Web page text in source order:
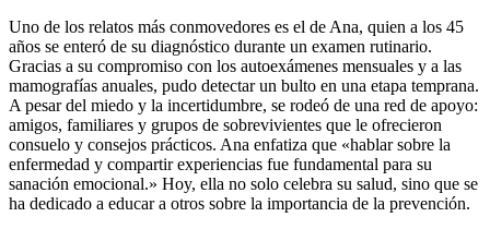
Uno de los relatos más conmovedores es el de Ana, quien a los 45
años se enteró de su diagnóstico durante un examen rutinario.
Gracias a su compromiso con los autoexámenes mensuales y a las
mamografías anuales, pudo detectar un bulto en una etapa temprana.
A pesar del miedo y la incertidumbre, se rodeó de una red de apoyo:
amigos, familiares y grupos de sobrevivientes que le ofrecieron
consuelo y consejos prácticos. Ana enfatiza que «hablar sobre la
enfermedad y compartir experiencias fue fundamental para su
sanación emocional.» Hoy, ella no solo celebra su salud, sino que se
ha dedicado a educar a otros sobre la importancia de la prevención.